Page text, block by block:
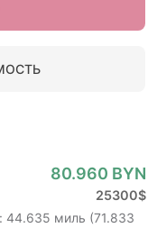
80.960 BYN
25300$
44.635 миль (71.833